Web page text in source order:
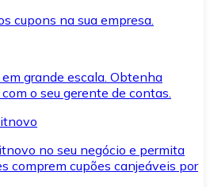
cupons na sua empresa.
grande escala. Obtenha
o seu gerente de contas.
no seu negócio e permita
comprem cupões canjeáveis por